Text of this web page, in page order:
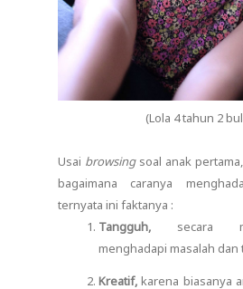
(Lola 4 tahun 2
Usai browsingsoal anak
bagaimana caranya
ternyata ini faktanya :
Tangguh, secara
menghadapi masalah dan
Kreatif, karena biasanya